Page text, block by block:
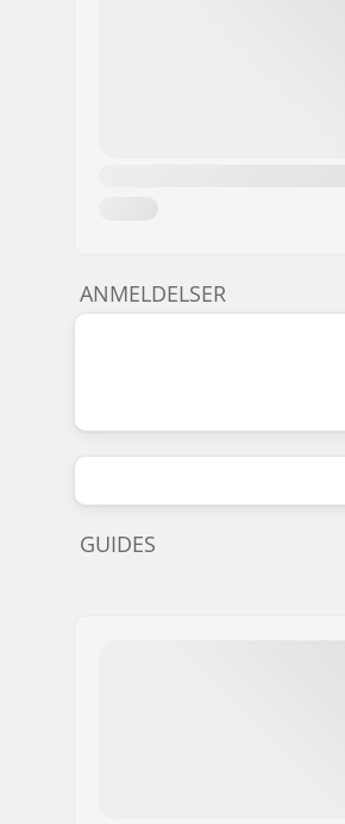
ANMELDELSER
GUIDES